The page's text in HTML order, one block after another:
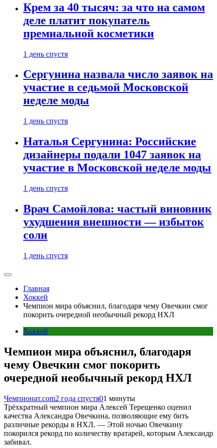
Крем за 40 тысяч: за что на самом
деле платит покупатель
премиальной косметики
1 день спустя
Сергунина назвала число заявок на
участие в седьмой Московской
неделе моды
1 день спустя
Наталья Сергунина: Российские
дизайнеры подали 1047 заявок на
участие в Московской неделе моды
1 день спустя
Врач Самойлова: частый виновник
ухудшения внешности — избыток
соли
1 день спустя
Главная
Хоккей
Чемпион мира объяснил, благодаря чему Овечкин смог
покорить очередной необычный рекорд НХЛ
Хоккей
Чемпион мира объяснил, благодаря
чему Овечкин смог покорить
очередной необычный рекорд НХЛ
Чемпионат.com2 года спустя01 минуты
Трёхкратный чемпион мира Алексей Терещенко оценил
качества Александра Овечкина, позволяющие ему бить
различные рекорды в НХЛ. — Этой ночью Овечкину
покорился рекорд по количеству вратарей, которым Александр
забивал.